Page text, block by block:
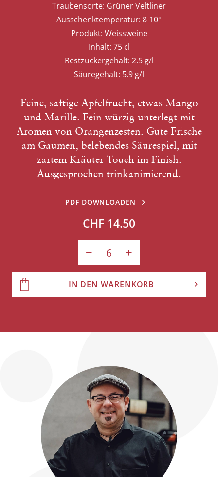
Traubensorte: Grüner Veltliner
Ausschenktemperatur: 8-10°
Produkt: Weissweine
Inhalt: 75 cl
Restzuckergehalt: 2.5 g/l
Säuregehalt: 5.9 g/l
Feine, saftige Apfelfrucht, etwas Mango
und Marille. Fein würzig unterlegt mit
Aromen von Orangenzesten. Gute Frische
am Gaumen, belebendes Säurespiel, mit
zartem Kräuter Touch im Finish.
Ausgesprochen trinkanimierend.
PDF DOWNLOADEN
CHF 14.50
IN DEN WARENKORB